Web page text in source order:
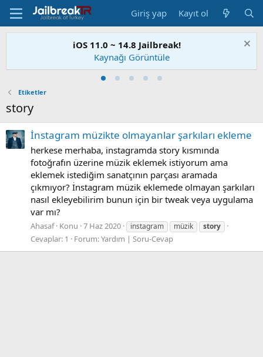
Giriş yap Kayıt ol
iOS 11.0 ~ 14.8 Jailbreak!
Kaynağı Görüntüle
Etiketler
story
İnstagram müzikte olmayanlar şarkıları ekleme
herkese merhaba, instagramda story kısmında
fotoğrafın üzerine müzik eklemek istiyorum ama
eklemek istediğim sanatçının parçası aramada
çıkmıyor? İnstagram müzik eklemede olmayan şarkıları
nasıl ekleyebilirim bunun için bir tweak veya uygulama
var mı?
Ahasaf Konu 7 Haz 2020 instagram müzik story
Cevaplar: 1 Forum:Yardım | Soru-Cevap